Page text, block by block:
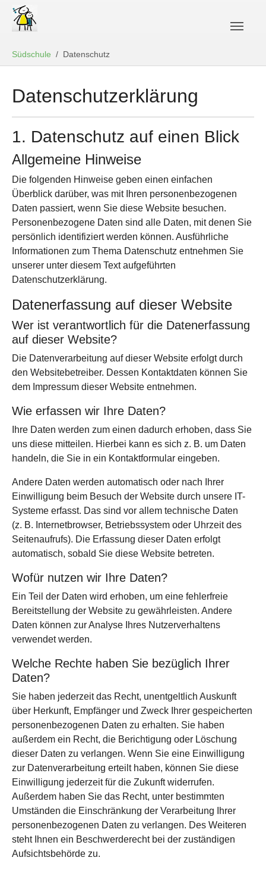
Sie sind hier:
Südschule Datenschutz
Datenschutz­erklärung
1. Datenschutz auf einen Blick
Allgemeine Hinweise
Die folgenden Hinweise geben einen einfachen
Überblick darüber, was mit Ihren personenbezogenen
Daten passiert, wenn Sie diese Website besuchen.
Personenbezogene Daten sind alle Daten, mit denen Sie
persönlich identifiziert werden können. Ausführliche
Informationen zum Thema Datenschutz entnehmen Sie
unserer unter diesem Text aufgeführten
Datenschutzerklärung.
Datenerfassung auf dieser Website
Wer ist verantwortlich für die Datenerfassung
auf dieser Website?
Die Datenverarbeitung auf dieser Website erfolgt durch
den Websitebetreiber. Dessen Kontaktdaten können Sie
dem Impressum dieser Website entnehmen.
Wie erfassen wir Ihre Daten?
Ihre Daten werden zum einen dadurch erhoben, dass Sie
uns diese mitteilen. Hierbei kann es sich z. B. um Daten
handeln, die Sie in ein Kontaktformular eingeben.
Andere Daten werden automatisch oder nach Ihrer
Einwilligung beim Besuch der Website durch unsere IT-
Systeme erfasst. Das sind vor allem technische Daten
(z. B. Internetbrowser, Betriebssystem oder Uhrzeit des
Seitenaufrufs). Die Erfassung dieser Daten erfolgt
automatisch, sobald Sie diese Website betreten.
Wofür nutzen wir Ihre Daten?
Ein Teil der Daten wird erhoben, um eine fehlerfreie
Bereitstellung der Website zu gewährleisten. Andere
Daten können zur Analyse Ihres Nutzerverhaltens
verwendet werden.
Welche Rechte haben Sie bezüglich Ihrer
Daten?
Sie haben jederzeit das Recht, unentgeltlich Auskunft
über Herkunft, Empfänger und Zweck Ihrer gespeicherten
personenbezogenen Daten zu erhalten. Sie haben
außerdem ein Recht, die Berichtigung oder Löschung
dieser Daten zu verlangen. Wenn Sie eine Einwilligung
zur Datenverarbeitung erteilt haben, können Sie diese
Einwilligung jederzeit für die Zukunft widerrufen.
Außerdem haben Sie das Recht, unter bestimmten
Umständen die Einschränkung der Verarbeitung Ihrer
personenbezogenen Daten zu verlangen. Des Weiteren
steht Ihnen ein Beschwerderecht bei der zuständigen
Aufsichtsbehörde zu.